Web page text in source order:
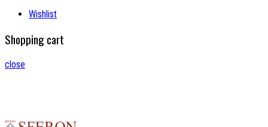
Wishlist
Shopping cart
close